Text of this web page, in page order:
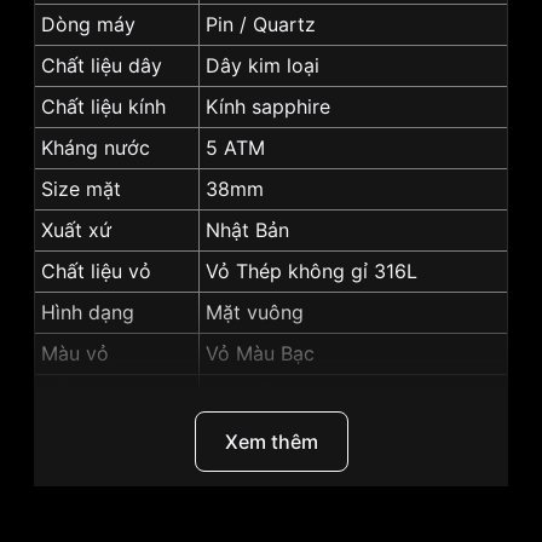
Dòng máy
Pin / Quartz
Chất liệu dây
Dây kim loại
Chất liệu kính
Kính sapphire
Kháng nước
5 ATM
Size mặt
38mm
Xuất xứ
Nhật Bản
Chất liệu vỏ
Vỏ Thép không gỉ 316L
Hình dạng
Mặt vuông
Màu vỏ
Vỏ Màu Bạc
9.4mm
Dạ quang, Lịch ngày, Giờ, phút,
Xem thêm